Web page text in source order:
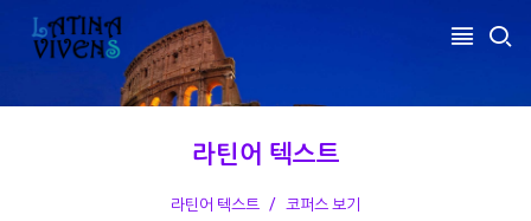
라틴어 텍스트
라틴어 텍스트 코퍼스 보기